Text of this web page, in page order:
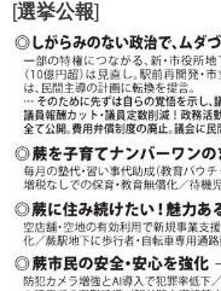
[選挙公報]